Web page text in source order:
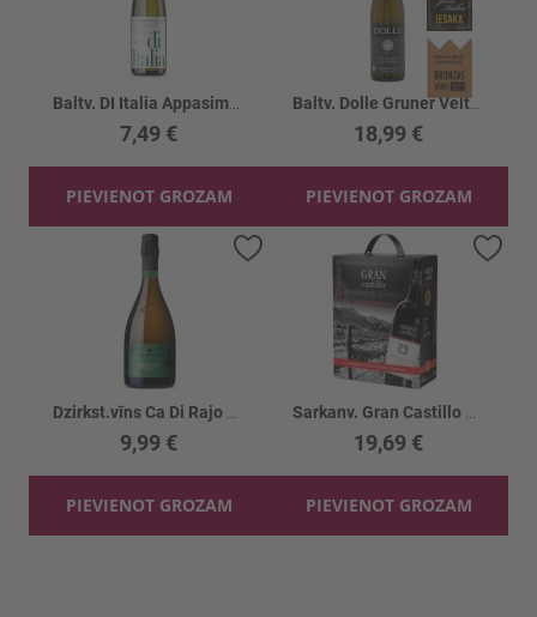
7,49 €
PIEVIENOT GROZAM
Baltv. Dolle Gruner Veltliner Roseng. 12.5%
18,99 €
PIEVIENOT GROZAM
9,99 €
PIEVIENOT GROZAM
Pievienot vēlmju sarakstam
19,69 €
PIEVIENOT GROZAM